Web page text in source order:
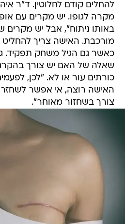
להחלים קודם לחלוטין. ד"ר
מקרה לגופו. יש מקרים עם
באותו ניתוח", אבל יש מקרים
מורכבת. האישה צריך להחליט
כאשר גם הגיל משחק תפקיד.
שאלה של האם יש צורך
כורתים עור או לא. "לכן,
האישה רוצה, אי אפשר לשחזר
צורך בשחזור מאוחר".